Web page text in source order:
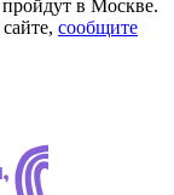
пройдут в Москве.
сообщите